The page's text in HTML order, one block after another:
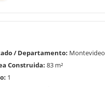
/ Departamento: Montevideo
Construida: 83 m²
1